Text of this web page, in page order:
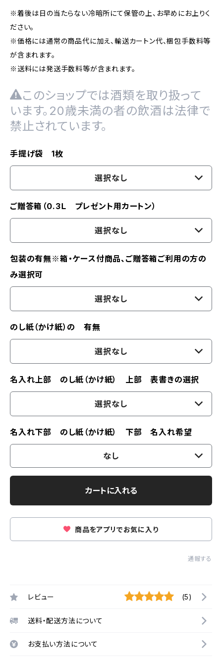
※着後は日の当たらない冷暗所にて保管の上、お早めにお上りく
ださい。
※価格には通常の商品代に加え、輸送カートン代、梱包手数料等
が含まれます。
※送料には発送手数料等が含まれます。
このショップでは酒類を取り扱って
います。20歳未満の者の飲酒は法律で
禁止されています。
手提げ袋 1枚
選択なし
ご贈答箱（0.3Ｌ プレゼント用カートン）
選択なし
包装の有無※箱・ケース付商品、ご贈答箱ご利用の方の
み選択可
選択なし
のし紙（かけ紙）の 有無
選択なし
名入れ上部 のし紙（かけ紙） 上部 表書きの選択
選択なし
名入れ下部 のし紙（かけ紙） 下部 名入れ希望
なし
カートに入れる
商品をアプリでお気に入り
通報する
レビュー (5)
送料・配送方法について
お支払い方法について